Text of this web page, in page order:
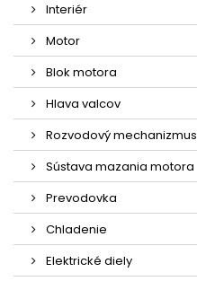
Interiér
Motor
Blok motora
Hlava valcov
Rozvodový mechanizmus
Sústava mazania motora
Prevodovka
Chladenie
Elektrické diely